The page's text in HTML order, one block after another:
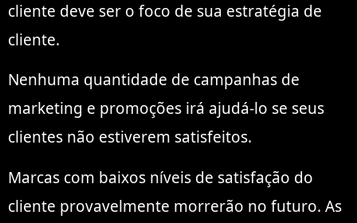
cliente deve ser o foco de sua estratégia de
cliente.
Nenhuma quantidade de campanhas de
marketing e promoções irá ajudá-lo se seus
clientes não estiverem satisfeitos.
Marcas com baixos níveis de satisfação do
cliente provavelmente morrerão no futuro. As